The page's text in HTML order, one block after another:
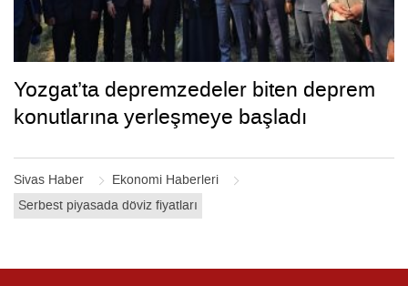
Sivas Haber
Ekonomi Haberleri
Serbest piyasada döviz fiyatları
Yozgat’ta depremzedeler biten deprem
konutlarına yerleşmeye başladı